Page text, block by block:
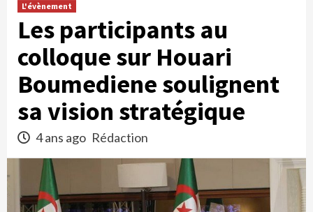
L'évènement
Les participants au
colloque sur Houari
Boumediene soulignent
sa vision stratégique
4 ans ago Rédaction